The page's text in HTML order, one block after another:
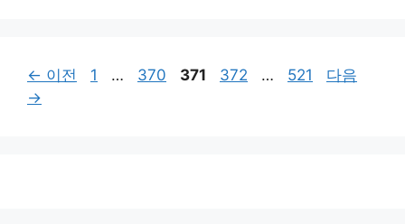
← 이전
페
1 …
페
370
페
371
페
372 …
페
521
다음
→